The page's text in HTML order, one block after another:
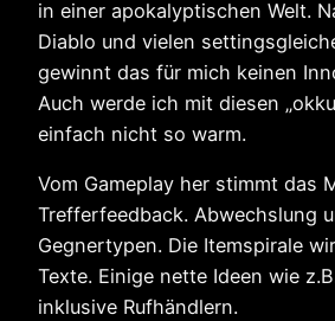
in einer apokalyptischen Welt.
Diablo und vielen
gewinnt das für mich keinen
Auch werde ich mit diesen
einfach nicht so warm.
Vom Gameplay her stimmt das
Trefferfeedback. Abwechslung
Gegnertypen. Die Itemspirale
Texte. Einige nette Ideen wie
inklusive Rufhändlern.